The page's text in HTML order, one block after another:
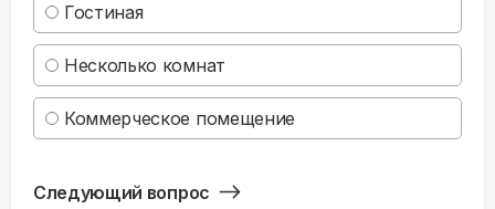
Гостиная
Несколько комнат
Коммерческое помещение
Следующий вопрос